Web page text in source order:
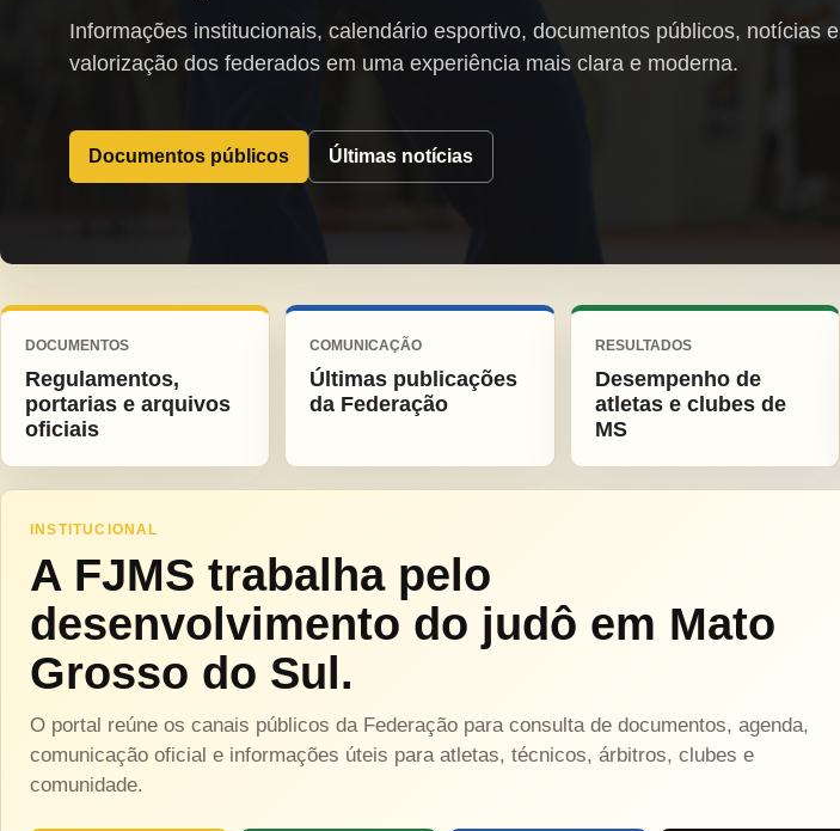
Informações institucionais, calendário esportivo, documentos públicos, notícias e
valorização dos federados em uma experiência mais clara e moderna.
Documentos públicos Últimas notícias
DOCUMENTOS
Regulamentos,
portarias e arquivos
oficiais
COMUNICAÇÃO
Últimas publicações
da Federação
RESULTADOS
Desempenho de
atletas e clubes de
MS
INSTITUCIONAL
A FJMS trabalha pelo
desenvolvimento do judô em Mato
Grosso do Sul.
O portal reúne os canais públicos da Federação para consulta de documentos, agenda,
comunicação oficial e informações úteis para atletas, técnicos, árbitros, clubes e
comunidade.